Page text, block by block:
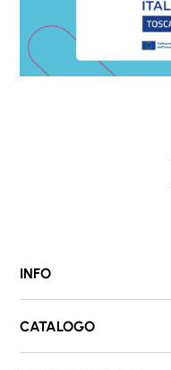
INFO
CATALOGO